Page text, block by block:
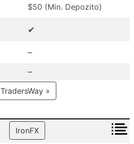
$50 (Min. Depozito)
✔
–
–
TradersWay »
IronFX